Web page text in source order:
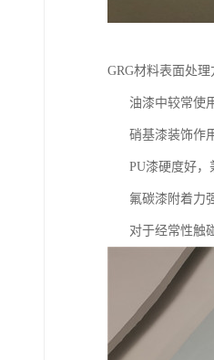
GRG材料表面处
油漆中较常使用
硝基漆装饰作用
PU漆硬度好，
氟碳漆附着力强;
对于经常性触碰